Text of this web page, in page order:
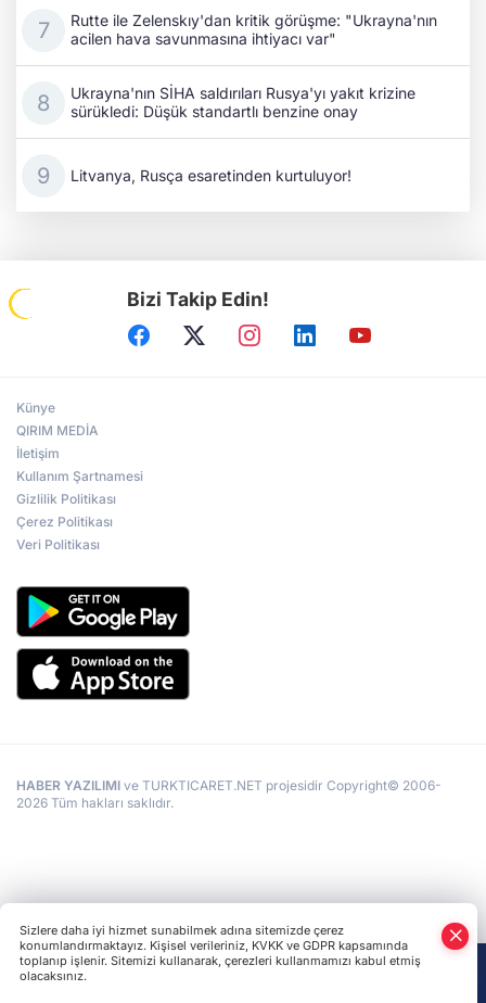
Rutte ile Zelenskıy'dan kritik görüşme: "Ukrayna'nın
acilen hava savunmasına ihtiyacı var"
Ukrayna'nın SİHA saldırıları Rusya'yı yakıt krizine
sürükledi: Düşük standartlı benzine onay
Litvanya, Rusça esaretinden kurtuluyor!
Bizi Takip Edin!
Künye
QIRIM MEDİA
İletişim
Kullanım Şartnamesi
Gizlilik Politikası
Çerez Politikası
Veri Politikası
HABER YAZILIMI ve TURKTICARET.NET projesidir Copyright© 2006-
2026 Tüm hakları saklıdır.
Sizlere daha iyi hizmet sunabilmek adına sitemizde çerez
konumlandırmaktayız. Kişisel verileriniz, KVKK ve GDPR kapsamında
toplanıp işlenir. Sitemizi kullanarak, çerezleri kullanmamızı kabul etmiş
olacaksınız.